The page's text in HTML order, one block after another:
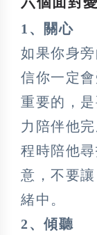
1、關心
如果你身
信你一定
重要的，
力陪伴他
程時陪他
意，不要
緒中。
2、傾聽